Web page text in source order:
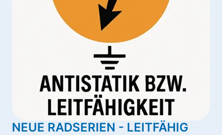
NEUE RADSERIEN - LEITFÄHIG